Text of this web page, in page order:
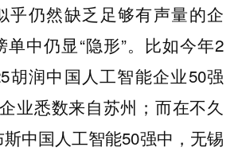
乎仍然缺乏足够有声量的企
单中仍显“隐形”。比如今年2
胡润中国人工智能企业50强
业悉数来自苏州；而在不久
中国人工智能50强中，无锡